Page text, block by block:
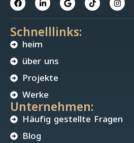
Schnelllinks:
heim
über uns
Projekte
Werke
Unternehmen:
Häufig gestellte Fragen
Blog